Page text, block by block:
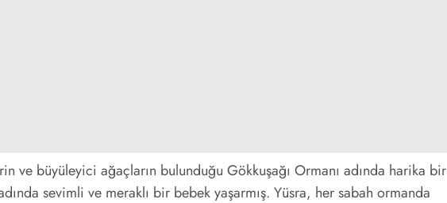
ve büyüleyici ağaçların bulunduğu Gökkuşağı Ormanı adında harika bir
sevimli ve meraklı bir bebek yaşarmış. Yüsra, her sabah ormanda